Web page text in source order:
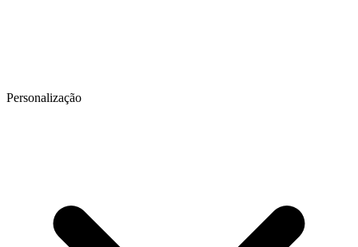
Personalização